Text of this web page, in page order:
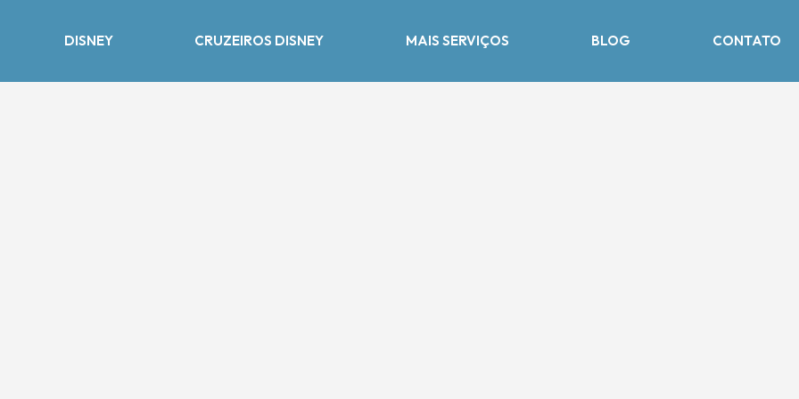
DISNEY CRUZEIROS DISNEY MAIS SERVIÇOS BLOG CONTATO